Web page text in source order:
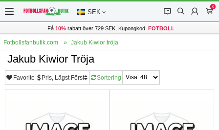
SEK 󰂱 󰂨 󰃳
0
󰃦
Få 10%rabatt över 729 SEK, Kupongkod: FOTBOLL
Fotbollsfanbutik.com Jakub Kiwior tröja
Jakub Kiwior Tröja
Favorite Pris, Lägst Först Sortering